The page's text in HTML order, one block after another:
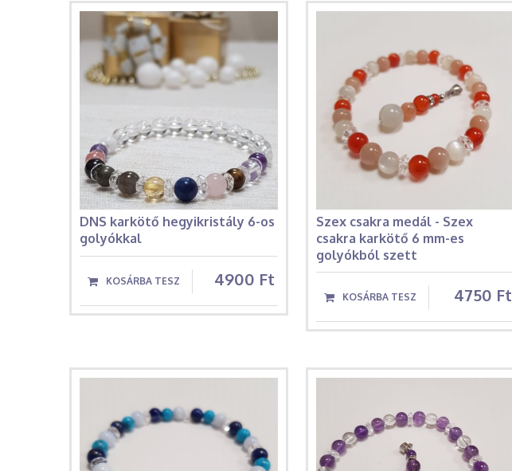
DNS karkötő hegyikristály 6-os
golyókkal
4900 Ft
Szex csakra medál - Szex
csakra karkötő 6 mm-es
golyókból szett
4750 Ft